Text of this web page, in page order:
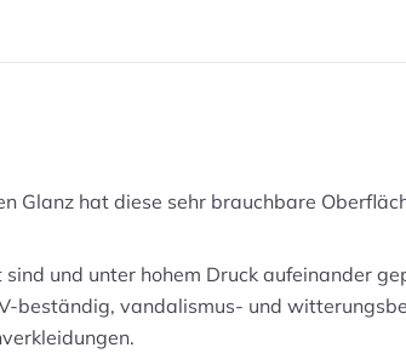
Glanz hat diese sehr brauchbare
und unter hohem Druck aufeinander
beständig, vandalismus- und